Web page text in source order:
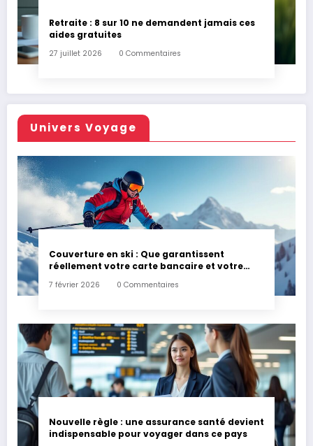
Retraite : 8 sur 10 ne demandent jamais ces
aides gratuites
27 juillet 2026 0 Commentaires
Univers Voyage
Couverture en ski : Que garantissent
réellement votre carte bancaire et votre
7 février 2026 0 Commentaires
Nouvelle règle : une assurance santé devient
indispensable pour voyager dans ce pays